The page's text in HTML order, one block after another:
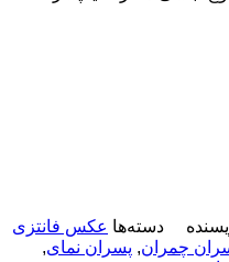
دسته‌ها عکس فانتزی
چمران, پسران نمای,